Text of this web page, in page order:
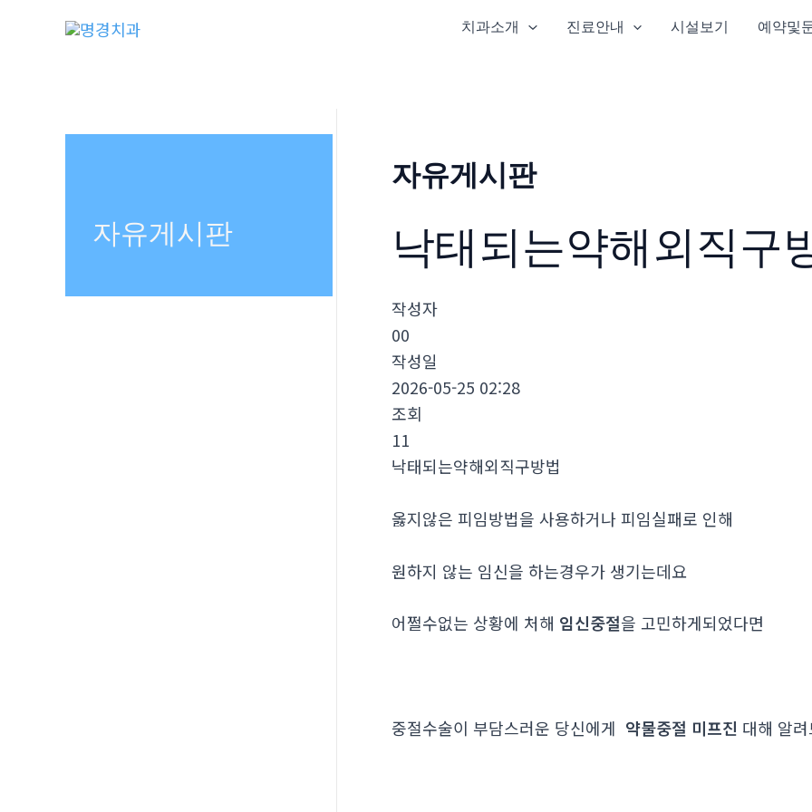
치과소개 진료안내 시설보기 예약및
자유게시판
자유게시판
낙태되는약해외직구
작성자
00
작성일
2026-05-25 02:28
조회
11
낙태되는약해외직구방법
옳지않은 피임방법을 사용하거나 피임실패로 인해
원하지 않는 임신을 하는경우가 생기는데요
어쩔수없는 상황에 처해 임신중절을 고민하게되었다면
중절수술이 부담스러운 당신에게 약물중절 미프진 대해 알